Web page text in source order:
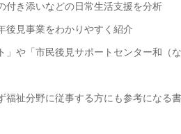
付き添いなどの日常生活支援を分析
後見事業をわかりやすく紹介
」や「市民後見サポートセンター和（
祉分野に従事する方にも参考になる